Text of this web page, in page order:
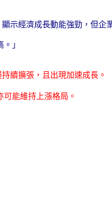
示經濟成長動能強勁，但
」
續擴張，且出現加速成長。
能維持上漲格局。